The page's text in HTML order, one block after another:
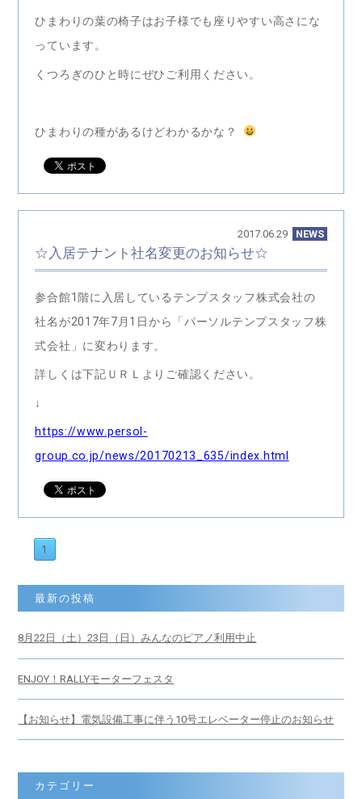
ひまわりの葉の椅子はお子様でも座りやすい高さにな
っています。
くつろぎのひと時にぜひご利用ください。
ひまわりの種があるけどわかるかな？
NEWS
2017.06.29
☆入居テナント社名変更のお知らせ☆
参合館1階に入居しているテンプスタッフ株式会社の
社名が2017年7月1日から「パーソルテンプスタッフ株
式会社」に変わります。
詳しくは下記ＵＲＬよりご確認ください。
↓
https://www.persol-
group.co.jp/news/20170213_635/index.html
1
最新の投稿
8月22日（土）23日（日）みんなのピアノ利用中止
ENJOY！RALLYモーターフェスタ
【お知らせ】電気設備工事に伴う10号エレベーター停止のお知らせ
カテゴリー